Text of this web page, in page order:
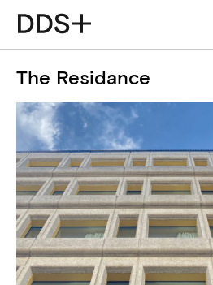
The Residance
Projectdetails